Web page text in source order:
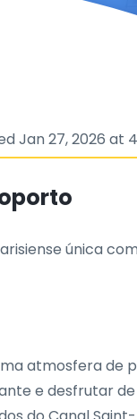
Jan 27, 2026 at
única
atmosfera de
e desfrutar